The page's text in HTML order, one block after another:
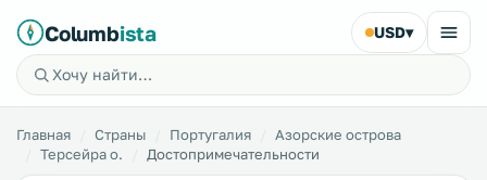
Columbista USD▾
Главная Страны Португалия
Азорские острова
Терсейра о.
Достопримечательности